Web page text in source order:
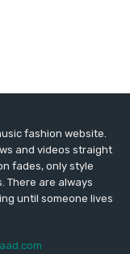
fashion website.
and videos straight
fades, only style
There are always
until someone lives